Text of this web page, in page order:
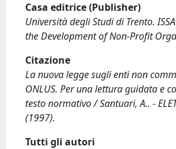
Casa editrice (Publisher)
Università degli Studi di Trento.
the Development of Non-Profit
Citazione
La nuova legge sugli enti non
ONLUS. Per una lettura guidata e
testo normativo / Santuari, A.. -
(1997).
Tutti gli autori